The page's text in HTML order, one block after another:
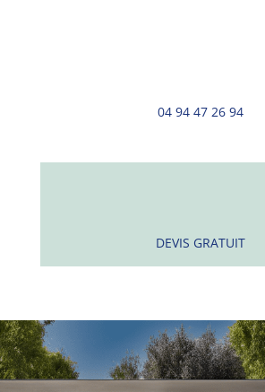
04 94 47 26 94
DEVIS GRATUIT